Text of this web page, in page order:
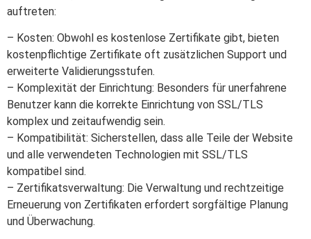
auftreten:
– Kosten: Obwohl es kostenlose Zertifikate gibt, bieten
kostenpflichtige Zertifikate oft zusätzlichen Support und
erweiterte Validierungsstufen.
– Komplexität der Einrichtung: Besonders für unerfahrene
Benutzer kann die korrekte Einrichtung von SSL/TLS
komplex und zeitaufwendig sein.
– Kompatibilität: Sicherstellen, dass alle Teile der Website
und alle verwendeten Technologien mit SSL/TLS
kompatibel sind.
– Zertifikatsverwaltung: Die Verwaltung und rechtzeitige
Erneuerung von Zertifikaten erfordert sorgfältige Planung
und Überwachung.